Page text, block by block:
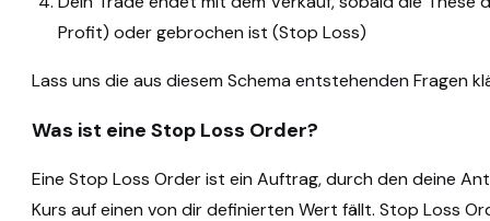
Profit) oder gebrochen ist (Stop Loss)
Lass uns die aus diesem Schema entstehenden Fragen
Was ist eine Stop Loss Order?
Eine Stop Loss Order ist ein Auftrag, durch den deine
Kurs auf einen von dir definierten Wert fällt. Stop Loss